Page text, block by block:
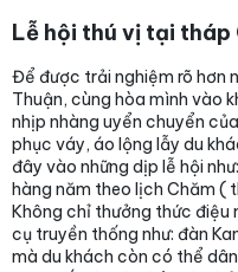
Lễ hội thú vị tại tháp
Để được trải nghiệm rõ hơn
Thuận, cùng hòa mình vào
nhịp nhàng uyển chuyển
phục váy, áo lộng lẫy du
đây vào những dịp lễ hội
hàng năm theo lịch Chăm (
Không chỉ thưởng thức điệu
cụ truyền thống như: đàn
mà du khách còn có thể